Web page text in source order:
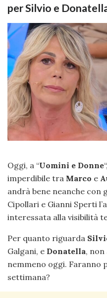
per Silvio e
Oggi, a “Uomini e Donne
imperdibile tra Marco e
andrà bene neanche con
Cipollari e Gianni Sperti
interessata alla visibilità
Per quanto riguarda
Galgani, e Donatella, non
nemmeno oggi. Faranno
settimana?